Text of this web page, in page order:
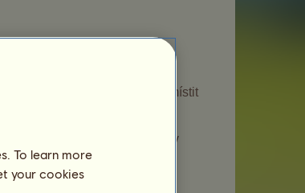
můžete opatřit vylepšení a umístit
více energie a morálky
o 10% energie méně než
To learn more
your cookies